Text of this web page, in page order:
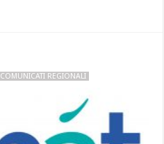
COMUNICATI REGIONALI